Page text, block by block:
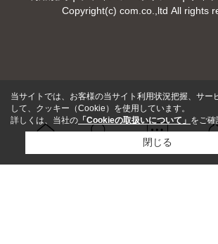
問い合せ
Copyright(c) com.co.,ltd All rights
当サイトでは、お客様の当サイト利用状況把握、サー
して、クッキー（Cookie）を使用しています。
詳しくは、当社の 「Cookieの取扱いについて」 をご確
閉じる